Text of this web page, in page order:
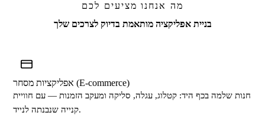
לצרכים שלך
אפליקציות מסחר (E-commerce)
חנות שלמה בכף היד: קטלוג, עגלה, סליקה ומעקב הזמנות — עם חוויית
קנייה שנבנתה לנייד.